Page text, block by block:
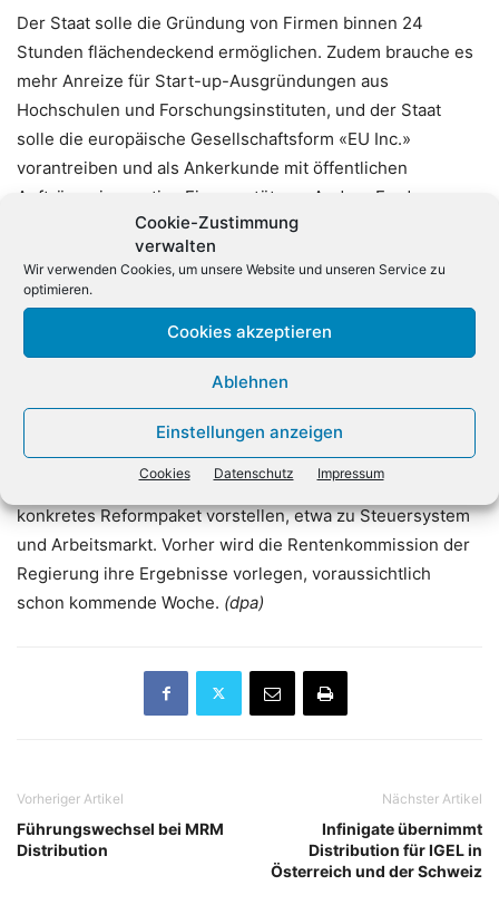
Cookie-Zustimmung
verwalten
Wir verwenden Cookies, um unsere Website und unseren Service zu
optimieren.
Cookies akzeptieren
Ablehnen
Einstellungen anzeigen
Cookies Datenschutz Impressum
Der Staat solle die Gründung von Firmen binnen 24
Stunden flächendeckend ermöglichen. Zudem brauche es
mehr Anreize für Start-up-Ausgründungen aus
Hochschulen und Forschungsinstituten, und der Staat
solle die europäische Gesellschaftsform «EU Inc.»
vorantreiben und als Ankerkunde mit öffentlichen
Aufträgen innovative Firmen stützen. Andere Forderungen
zielen auf die breite Wirtschaft, darunter einen flexibleren
Kündigungsschutz für Spitzenverdiener, mehr
Investitionen in die digitale Infrastruktur sowie KI-
Rechenkapazitäten und praxistauglichere Bedingungen für
Für den 1. Juli ist ein Spitzentreffen der Koalition geplant.
Die Bundesregierung will noch vor der Sommerpause ein
konkretes Reformpaket vorstellen, etwa zu Steuersystem
und Arbeitsmarkt. Vorher wird die Rentenkommission der
Regierung ihre Ergebnisse vorlegen, voraussichtlich
schon kommende Woche. (dpa)
Vorheriger Artikel
Führungswechsel bei MRM
Distribution
Nächster Artikel
Infinigate übernimmt
Distribution für IGEL in
Österreich und der Schweiz